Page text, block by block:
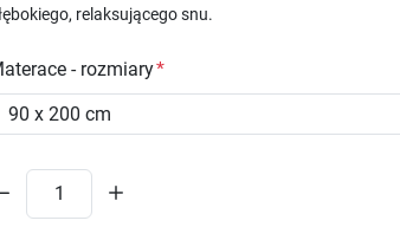
relaksującego snu.
- rozmiary